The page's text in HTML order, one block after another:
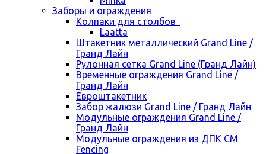
Заборы и ограждения
Колпаки для столбов
Laatta
Штакетник металлический Grand Line /
Гранд Лайн
Рулонная сетка Grand Line (Гранд Лайн)
Временные ограждения Grand Line /
Гранд Лайн
Евроштакетник
Забор жалюзи Grand Line / Гранд Лайн
Модульные ограждения Grand Line /
Гранд Лайн
Модульные ограждения из ДПК CM
Fencing